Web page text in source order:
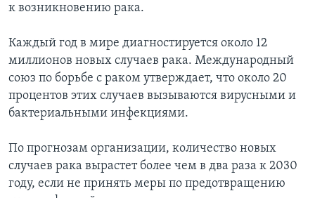
СОЦИАЛЬНЫЕ СЕТИ
Языки
к возникновению рака.
Каждый год в мире диагностируется около 12
миллионов новых случаев рака. Международный
союз по борьбе с раком утверждает, что около 20
процентов этих случаев вызываются вирусными и
бактериальными инфекциями.
По прогнозам организации, количество новых
случаев рака вырастет более чем в два раза к 2030
году, если не принять меры по предотвращению